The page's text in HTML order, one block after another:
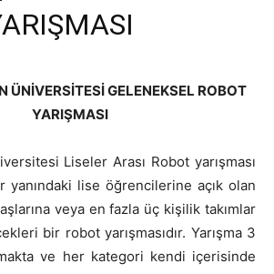
ÜNİVERSİTESİ GELENEKSEL ROBOT
YARIŞMASI
Liseler Arası Robot yarışması
yanındaki lise öğrencilerine açık olan
veya en fazla üç kişilik takımlar
bir robot yarışmasıdır. Yarışma 3
ve her kategori kendi içerisinde